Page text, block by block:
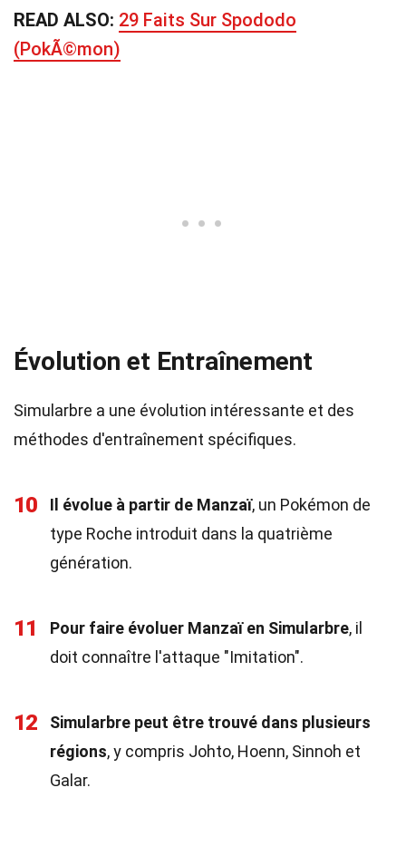
READ ALSO: 29 Faits Sur Spododo
(PokÃ©mon)
Évolution et Entraînement
Simularbre a une évolution intéressante et des
méthodes d'entraînement spécifiques.
10 Il évolue à partir de Manzaï, un Pokémon de
type Roche introduit dans la quatrième
génération.
11 Pour faire évoluer Manzaï en Simularbre, il
doit connaître l'attaque "Imitation".
12
Simularbre peut être trouvé dans plusieurs
régions, y compris Johto, Hoenn, Sinnoh et
Galar.